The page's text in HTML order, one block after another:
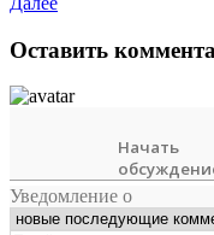
Оставить
Уведомление о